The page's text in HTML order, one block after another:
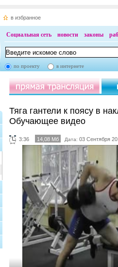
в избранное
Социальная сеть новости законы
по проекту в интернете
Тяга гантели к поясу в
Обучающее видео
3:36 14,08 Мб Дата: 03 Сентября